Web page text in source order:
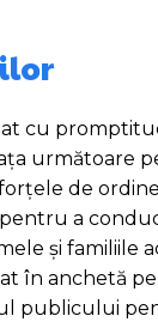
cu
următoare
de
a
și familiile
în anchetă
publicului